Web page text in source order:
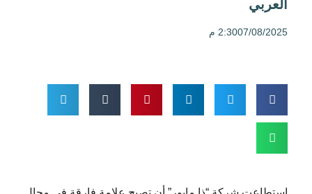
العربي
07/08/20252:30 م